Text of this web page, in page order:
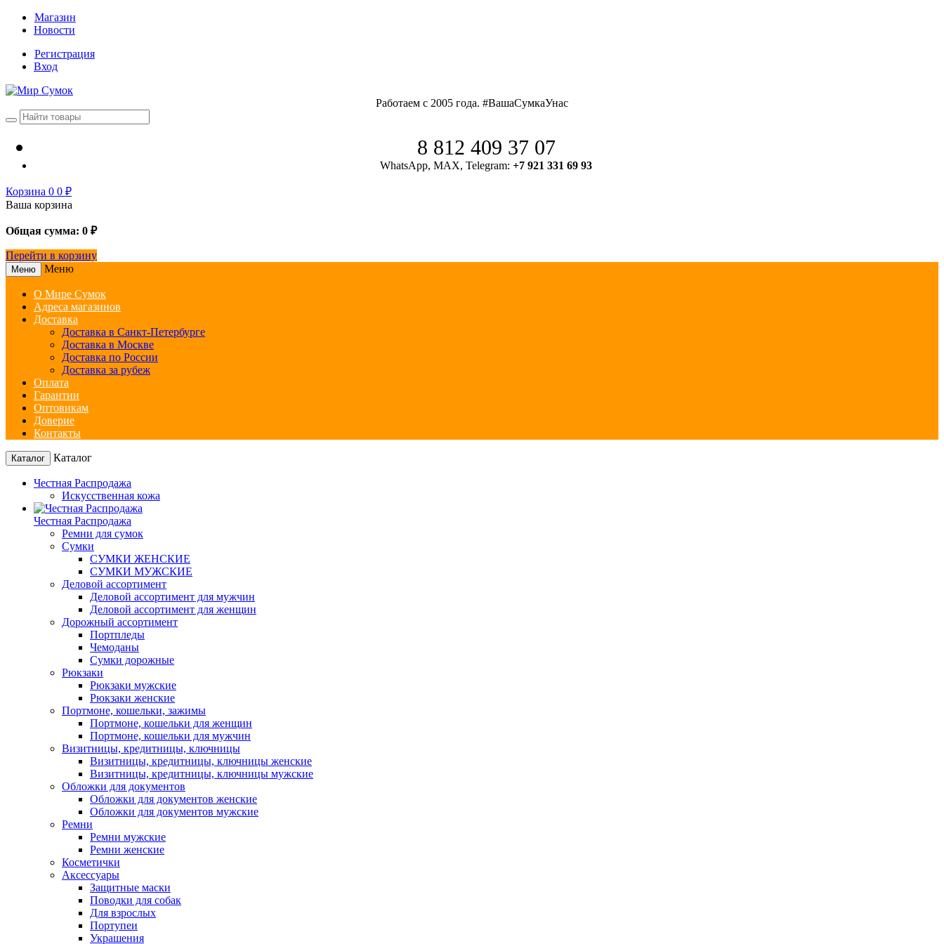
Магазин
Новости
Регистрация
Вход
Работаем с 2005 года. #ВашаСумкаУнас
8 812 409 37 07
WhatsApp, MAX, Telegram: +7 921 331 69 93
Корзина 0 0 ₽
Ваша корзина
Общая сумма: 0 ₽
Перейти в корзину
Меню Меню
О Мире Сумок
Адреса магазинов
Доставка
Доставка в Санкт-Петербурге
Доставка в Москве
Доставка по России
Доставка за рубеж
Оплата
Гарантии
Оптовикам
Доверие
Контакты
Каталог Каталог
Честная Распродажа
Искусственная кожа
Честная Распродажа
Ремни для сумок
Сумки
СУМКИ ЖЕНСКИЕ
СУМКИ МУЖСКИЕ
Деловой ассортимент
Деловой ассортимент для мужчин
Деловой ассортимент для женщин
Дорожный ассортимент
Портпледы
Чемоданы
Сумки дорожные
Рюкзаки
Рюкзаки мужские
Рюкзаки женские
Портмоне, кошельки, зажимы
Портмоне, кошельки для женщин
Портмоне, кошельки для мужчин
Визитницы, кредитницы, ключницы
Визитницы, кредитницы, ключницы женские
Визитницы, кредитницы, ключницы мужские
Обложки для документов
Обложки для документов женские
Обложки для документов мужские
Ремни
Ремни мужские
Ремни женские
Косметички
Аксессуары
Защитные маски
Поводки для собак
Для взрослых
Портупеи
Украшения